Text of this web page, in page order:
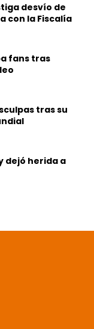
desvío de
con la Fiscalía
fans tras
tras su
dejó herida a